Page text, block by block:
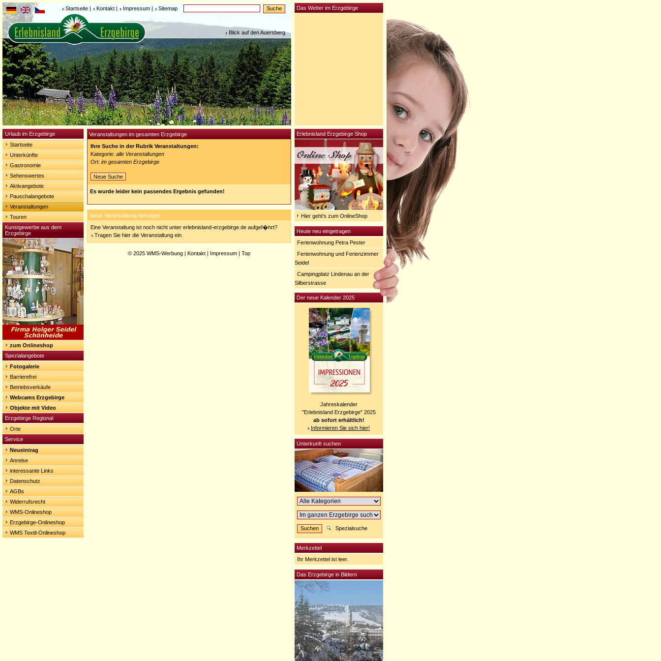
Startseite | Kontakt | Impressum | Sitemap
Blick auf den Auersberg
Urlaub im Erzgebirge
Startseite
Unterkünfte
Gastronomie
Sehenswertes
Aktivangebote
Pauschalangebote
Veranstaltungen
Touren
Kunstgewerbe aus dem
Erzgebirge
zum Onlineshop
Spezialangebote
Fotogalerie
Barrierefrei
Betriebsverkäufe
Webcams Erzgebirge
Objekte mit Video
Erzgebirge Regional
Orte
Service
Neueintrag
Anreise
interessante Links
Datenschutz
AGBs
Widerrufsrecht
WMS-Onlineshop
Erzgebirge-Onlineshop
WMS Textil-Onlineshop
Veranstaltungen im gesamten Erzgebirge
Ihre Suche in der Rubrik Veranstaltungen:
Kategorie: alle Veranstaltungen
Ort: im gesamten Erzgebirge
Neue Suche
Es wurde leider kein passendes Ergebnis gefunden!
Neue Veranstaltung eintragen
Eine Veranstaltung ist noch nicht unter erlebnisland-erzgebirge.de aufgef�hrt?
Tragen Sie hier die Veranstaltung ein.
© 2025 WMS-Werbung | Kontakt | Impressum | Top
Erlebnisland Erzgebirge Shop
Hier geht's zum OnlineShop
Heute neu eingetragen
Ferienwohnung Petra Pester
Ferienwohnung und Ferienzimmer
Seidel
Campingplatz Lindenau an der
Silberstrasse
Der neue Kalender 2025
Jahreskalender
"Erlebnisland Erzgebirge" 2025
ab sofort erhältlich!
Informieren Sie sich hier!
Unterkunft suchen
Spezialsuche
Merkzettel
Ihr Merkzettel ist leer.
Das Erzgebirge in Bildern
Das Wetter im Erzgebirge